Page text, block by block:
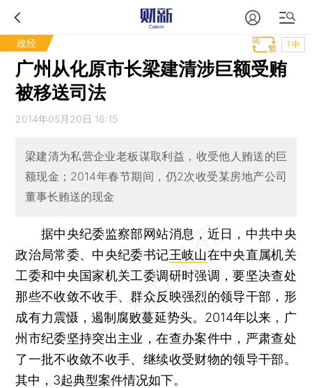
政经 T中
广州从化原市长梁建清涉巨额受贿
被移送司法
2014年05月20日 16:15
梁建清为私营企业老板谋取利益，收受他人贿送的巨
额现金；2014年春节期间，仍2次收受某房地产公司
董事长贿送的现金
据中央纪委监察部网站消息，近日，中共中央
政治局常委、中央纪委书记王岐山在中央直属机关
工委和中央国家机关工委调研时强调，要坚决查处
那些不收敛不收手、群众反映强烈的领导干部，形
成有力震慑，遏制腐败蔓延势头。2014年以来，广
州市纪委坚持突出主业，在查办案件中，严肃查处
了一批不收敛不收手、继续收受财物的领导干部。
其中，3起典型案件情况如下。